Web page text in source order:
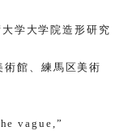
学大学院造形研究
館、練馬区美術
vague,”